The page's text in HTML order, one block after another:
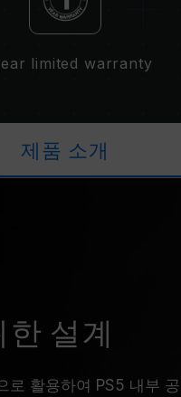
limited warranty
제품 소개
한 설계
로 활용하여 PS5 내부